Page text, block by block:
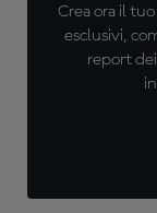
Crea ora il
esclusivi,
report